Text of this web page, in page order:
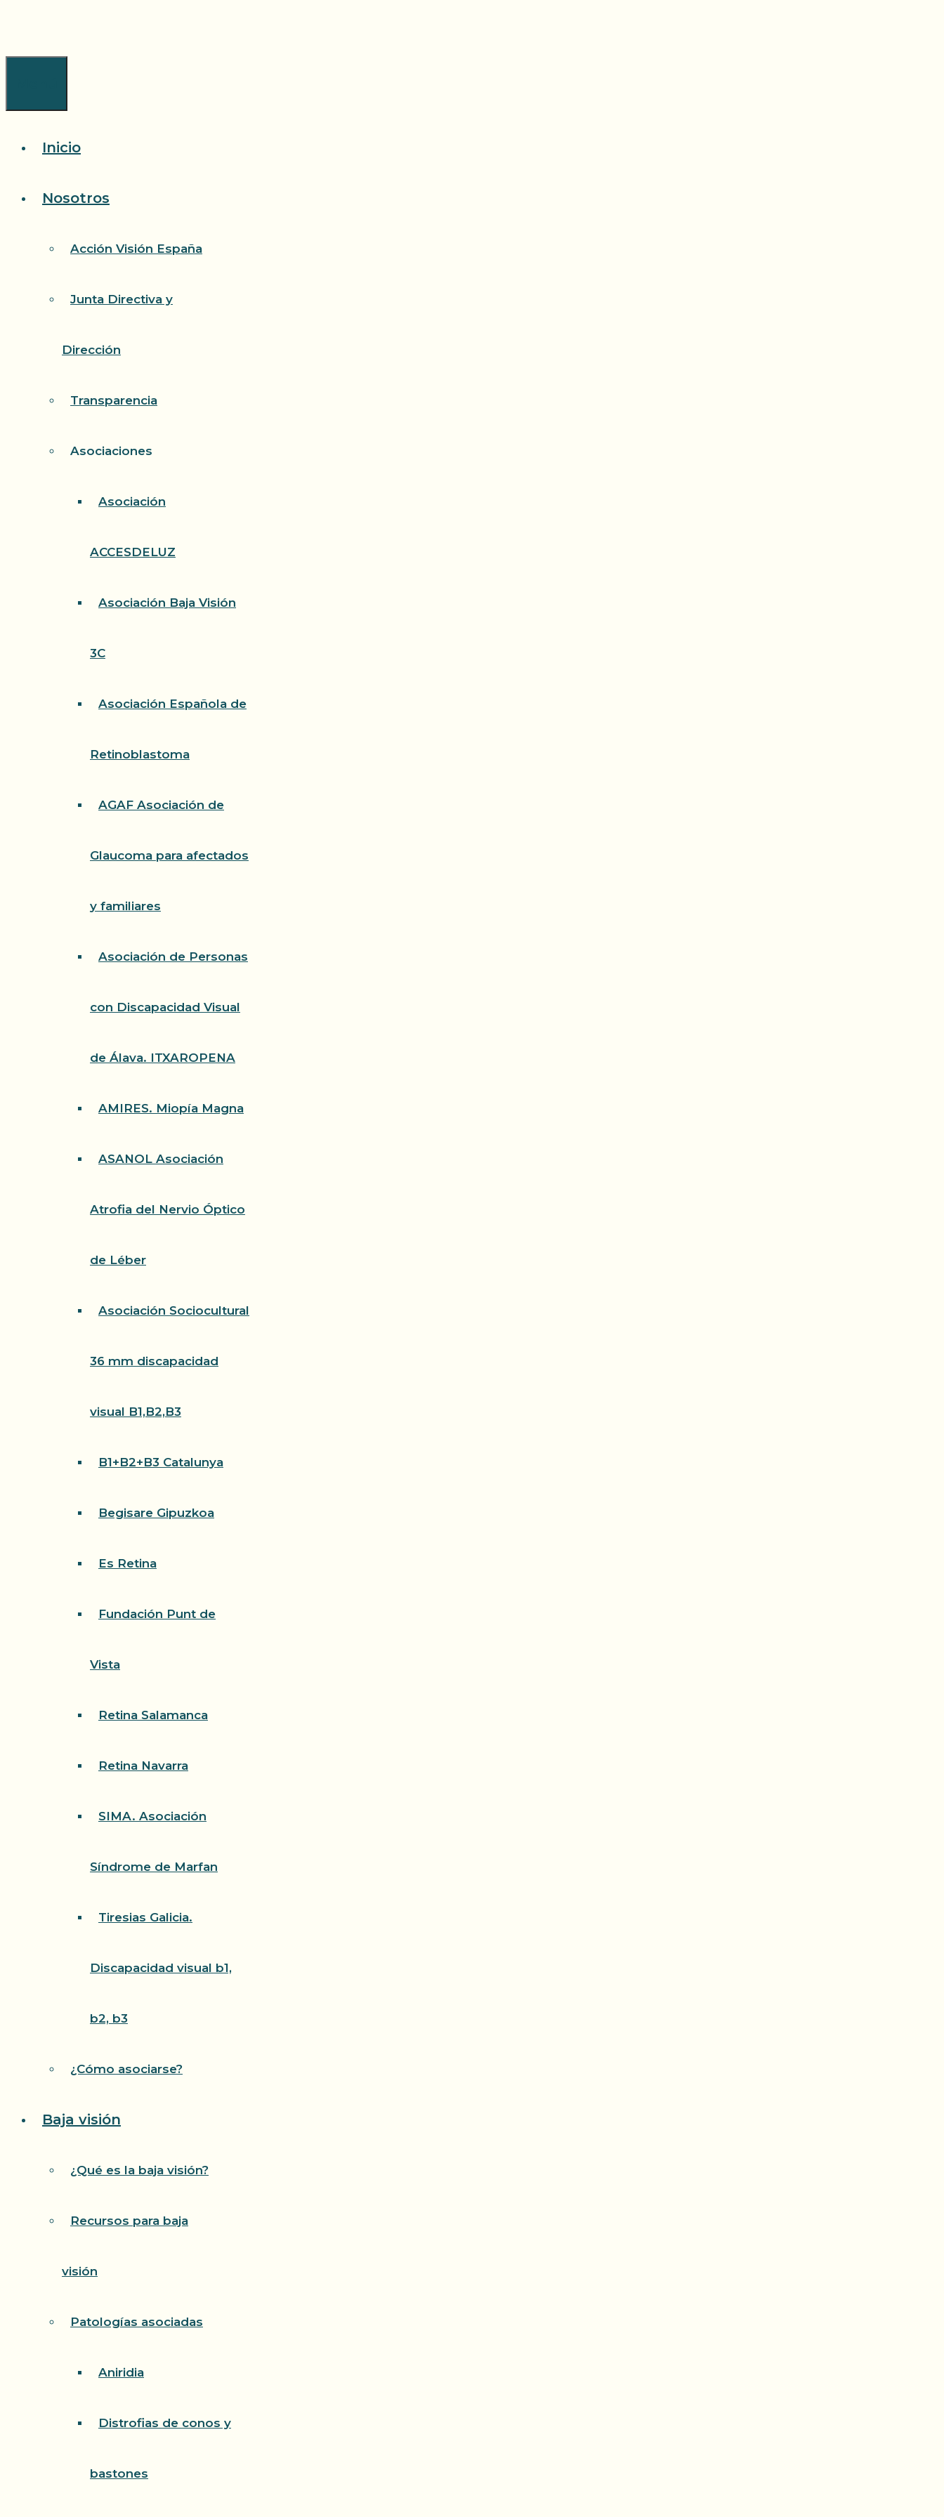
Inicio
Nosotros
Acción Visión España
Junta Directiva y
Dirección
Transparencia
Asociaciones
Asociación
ACCESDELUZ
Asociación Baja Visión
3C
Asociación Española de
Retinoblastoma
AGAF Asociación de
Glaucoma para afectados
y familiares
Asociación de Personas
con Discapacidad Visual
de Álava. ITXAROPENA
AMIRES. Miopía Magna
ASANOL Asociación
Atrofia del Nervio Óptico
de Léber
Asociación Sociocultural
36 mm discapacidad
visual B1,B2,B3
B1+B2+B3 Catalunya
Begisare Gipuzkoa
Es Retina
Fundación Punt de
Vista
Retina Salamanca
Retina Navarra
SIMA. Asociación
Síndrome de Marfan
Tiresias Galicia.
Discapacidad visual b1,
b2, b3
¿Cómo asociarse?
Baja visión
¿Qué es la baja visión?
Recursos para baja
visión
Patologías asociadas
Aniridia
Distrofias de conos y
bastones